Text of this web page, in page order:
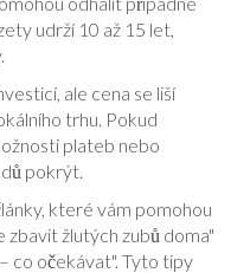
udrží 10 až 15 let,
ale cena se liší
trhu. Pokud
plateb nebo
pokrýt.
které vám pomohou
zbavit žlutých zubů doma"
co očekávat". Tyto tipy